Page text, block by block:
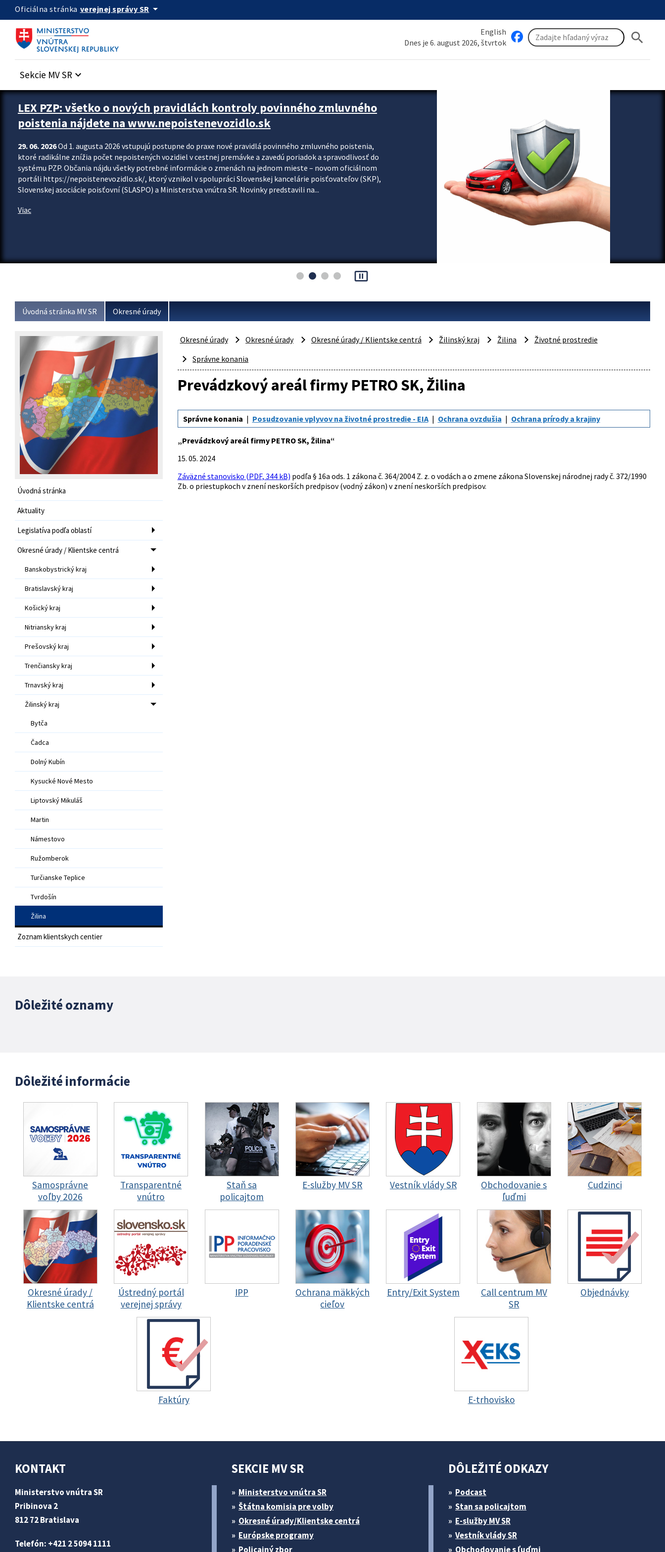
Preskocit na hlavný obsah
Oficiálna stránka verejnej správy SR arrow_drop_down
English
Dnes je 6. august 2026, štvrtok
search
Sekcie MV SR keyboard_arrow_down
Zastavit automatický posun upútavok
LEX PZP: všetko o nových pravidlách kontroly povinného zmluvného
poistenia nájdete na www.nepoistenevozidlo.sk
29. 06. 2026Od 1. augusta 2026 vstupujú postupne do praxe nové pravidlá povinného zmluvného poistenia,
ktoré radikálne znížia počet nepoistených vozidiel v cestnej premávke a zavedú poriadok a spravodlivosť do
systému PZP. Občania nájdu všetky potrebné informácie o zmenách na jednom mieste – novom oficiálnom
portáli https://nepoistenevozidlo.sk/, ktorý vznikol v spolupráci Slovenskej kancelárie poisťovateľov (SKP),
Slovenskej asociácie poisťovní (SLASPO) a Ministerstva vnútra SR. Novinky predstavili na...
Viac
pause_presentation
Úvodná stránka MV SR Okresné úrady
Úvodná stránka
Aktuality
Legislatíva podľa oblastí
Okresné úrady / Klientske centrá
Banskobystrický kraj
Bratislavský kraj
Košický kraj
Nitriansky kraj
Prešovský kraj
Trenčiansky kraj
Trnavský kraj
Žilinský kraj
Bytča
Čadca
Dolný Kubín
Kysucké Nové Mesto
Liptovský Mikuláš
Martin
Námestovo
Ružomberok
Turčianske Teplice
Tvrdošín
Žilina
Zoznam klientskych centier
Okresné úrady Okresné úrady Okresné úrady / Klientske centrá Žilinský kraj Žilina
Životné prostredie
Správne konania
Prevádzkový areál firmy PETRO SK, Žilina
Správne konania Posudzovanie vplyvov na životné prostredie - EIA Ochrana ovzdušia Ochrana prírody a krajiny
„Prevádzkový areál firmy PETRO SK, Žilina“
15. 05. 2024
Záväzné stanovisko (PDF, 344 kB) podľa § 16a ods. 1 zákona č. 364/2004 Z. z. o vodách a o zmene zákona Slovenskej národnej rady č. 372/1990
Zb. o priestupkoch v znení neskorších predpisov (vodný zákon) v znení neskorších predpisov.
Dôležité oznamy
Dôležité informácie
Samosprávne
voľby 2026
Transparentné
vnútro
Staň sa
policajtom
E-služby MV SR Vestník vlády SR
Obchodovanie s
ľuďmi
Cudzinci
Okresné úrady /
Klientske centrá
Ústredný portál
verejnej správy
IPP
Ochrana mäkkých
cieľov
Entry/Exit System
Call centrum MV
SR
Objednávky
Faktúry E-trhovisko
KONTAKT
Ministerstvo vnútra SR
Pribinova 2
812 72 Bratislava
Telefón: +421 2 5094 1111
SEKCIE MV SR
Ministerstvo vnútra SR
Štátna komisia pre volby
Okresné úrady/Klientske centrá
Európske programy
Policajný zbor
DÔLEŽITÉ ODKAZY
Podcast
Stan sa policajtom
E-služby MV SR
Vestník vlády SR
Obchodovanie s ľuďmi